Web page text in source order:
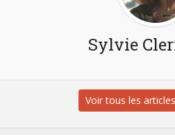
Sylvie
Voir tous les